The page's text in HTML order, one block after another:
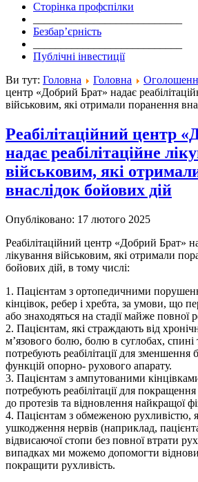
Сторінка профспілки
Безбар’єрність
Публічні інвестиції
Ви тут: Головна Головна
центр «Добрий Брат» надає
військовим, які отримали поранення
Реабілітаційний центр
надає реабілітаційне
військовим, які
внаслідок бойових дій
Опубліковано: 17 лютого 2025
Реабілітаційний центр «Добрий Брат»
лікування військовим, які отримали
бойових дій, в тому числі:
1. Пацієнтам з ортопедичними
кінцівок, ребер і хребта, за умови, що
або знаходяться на стадії майже повної
2. Пацієнтам, які страждають від
м’язового болю, болю в суглобах, спині
потребують реабілітації для
функцій опорно- рухового апарату.
3. Пацієнтам з ампутованими
потребують реабілітації для покращення
до протезів та відновлення найкращої
4. Пацієнтам з обмеженою рухливістю,
ушкодження нервів (наприклад,
відвисаючої стопи без повної втрати
випадках ми можемо допомогти
покращити рухливість.